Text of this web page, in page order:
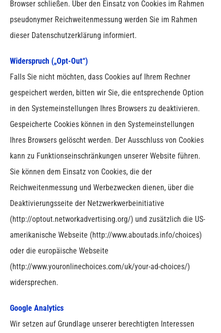
Browser schließen. Über den Einsatz von Cookies im Rahmen
pseudonymer Reichweitenmessung werden Sie im Rahmen
dieser Datenschutzerklärung informiert.
Widerspruch („Opt-Out“)
Falls Sie nicht möchten, dass Cookies auf Ihrem Rechner
gespeichert werden, bitten wir Sie, die entsprechende Option
in den Systemeinstellungen Ihres Browsers zu deaktivieren.
Gespeicherte Cookies können in den Systemeinstellungen
Ihres Browsers gelöscht werden. Der Ausschluss von Cookies
kann zu Funktionseinschränkungen unserer Website führen.
Sie können dem Einsatz von Cookies, die der
Reichweitenmessung und Werbezwecken dienen, über die
Deaktivierungsseite der Netzwerkwerbeinitiative
(http://optout.networkadvertising.org/) und zusätzlich die US-
amerikanische Webseite (http://www.aboutads.info/choices)
oder die europäische Webseite
(http://www.youronlinechoices.com/uk/your-ad-choices/)
widersprechen.
Google Analytics
Wir setzen auf Grundlage unserer berechtigten Interessen